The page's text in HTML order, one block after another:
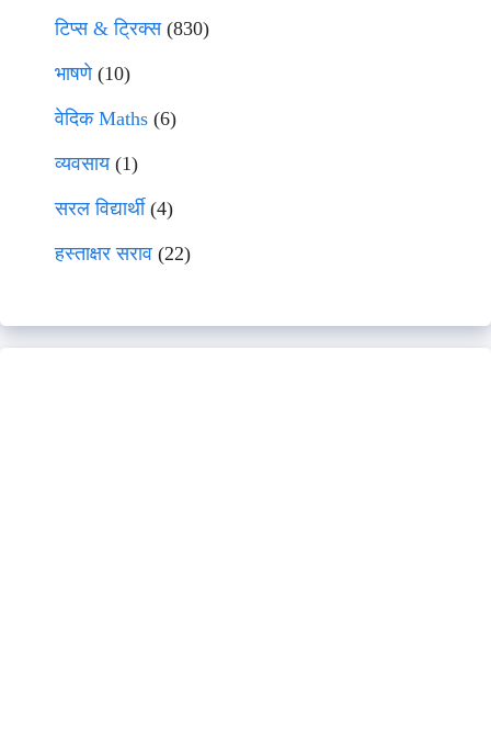
टिप्स & ट्रिक्स(830)
भाषणे(10)
वेदिक Maths (6)
व्यवसाय(1)
सरल विद्यार्थी(4)
हस्ताक्षर सराव (22)